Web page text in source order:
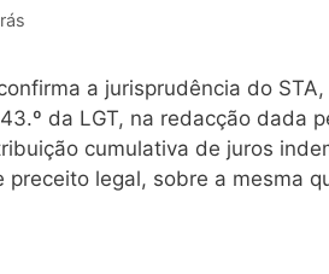
a jurisprudência do
da LGT, na redacção dada
cumulativa de juros
preceito legal, sobre a mesma